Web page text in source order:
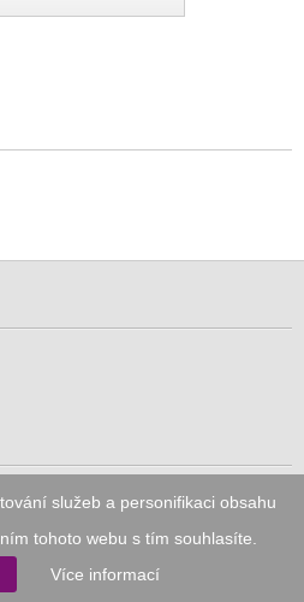
služeb a personifikaci obsahu
tohoto webu s tím souhlasíte.
Více informací